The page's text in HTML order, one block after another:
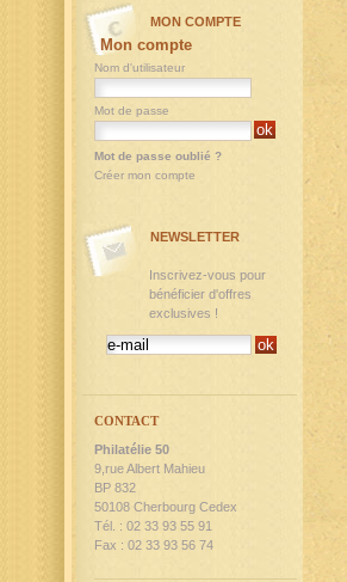
MON COMPTE
Mon compte
Nom d'utilisateur
Mot de passe
Mot de passe oublié ?
Créer mon compte
NEWSLETTER
Inscrivez-vous pour
bénéficier d'offres
exclusives !
CONTACT
Philatélie 50
9,rue Albert Mahieu
BP 832
50108 Cherbourg Cedex
Tél. : 02 33 93 55 91
Fax : 02 33 93 56 74